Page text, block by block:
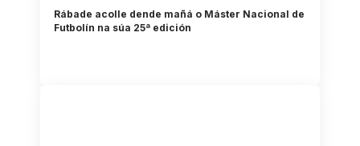
Rábade acolle dende mañá o Máster Nacional de
Futbolín na súa 25ª edición